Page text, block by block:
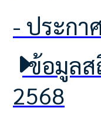
- ประก
ข้อมูลส
2568